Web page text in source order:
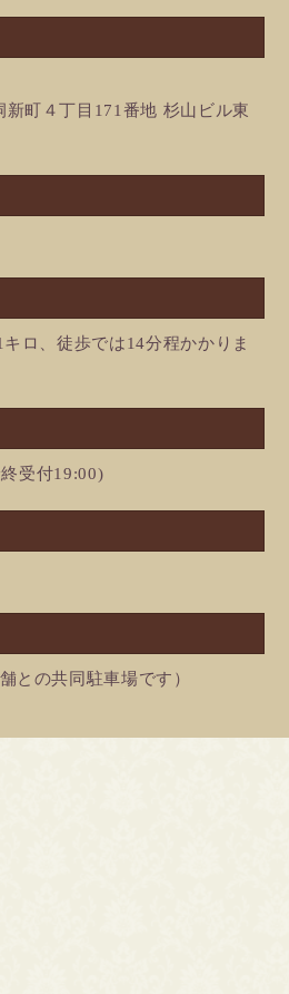
町４丁目171番地 杉山ビル東
ロ、徒歩では14分程かかりま
受付19:00)
との共同駐車場です）